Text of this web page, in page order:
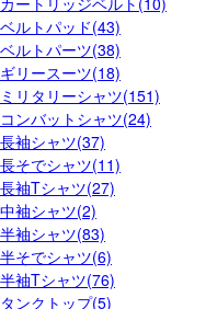
ベルトパッド(43)
ベルトパーツ(38)
ギリースーツ(18)
ミリタリーシャツ(151)
コンバットシャツ(24)
長袖シャツ(37)
長そでシャツ(11)
長袖Tシャツ(27)
中袖シャツ(2)
半袖シャツ(83)
半そでシャツ(6)
半袖Tシャツ(76)
タンクトップ(5)